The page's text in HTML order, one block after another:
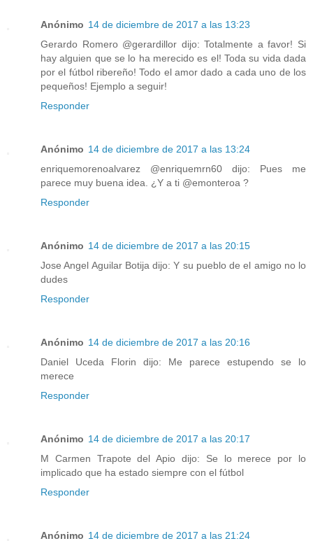
Anónimo 14 de diciembre de 2017 a las 13:23
Gerardo Romero‏ @gerardillor dijo: Totalmente a favor! Si
hay alguien que se lo ha merecido es el! Toda su vida dada
por el fútbol ribereño! Todo el amor dado a cada uno de los
pequeños! Ejemplo a seguir!
Responder
Anónimo 14 de diciembre de 2017 a las 13:24
enriquemorenoalvarez‏ @enriquemrn60 dijo: Pues me
parece muy buena idea. ¿Y a ti @emonteroa ?
Responder
Anónimo 14 de diciembre de 2017 a las 20:15
Jose Angel Aguilar Botija dijo: Y su pueblo de el amigo no lo
dudes
Responder
Anónimo 14 de diciembre de 2017 a las 20:16
Daniel Uceda Florin dijo: Me parece estupendo se lo
merece
Responder
Anónimo 14 de diciembre de 2017 a las 20:17
M Carmen Trapote del Apio dijo: Se lo merece por lo
implicado que ha estado siempre con el fútbol
Responder
Anónimo 14 de diciembre de 2017 a las 21:24